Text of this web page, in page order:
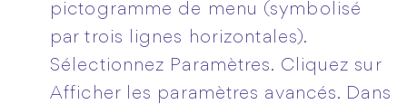
pictogramme de menu (symbolisé
par trois lignes horizontales).
Sélectionnez Paramètres. Cliquez sur
Afficher les paramètres avancés. Dans